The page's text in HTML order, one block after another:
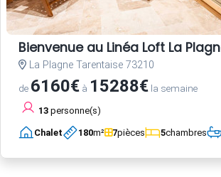
Bienvenue au Linéa Loft La
La Plagne Tarentaise 73210
de 6160€ à 15288€ la semaine
13 personne(s)
Chalet 180m² 7pièces 5chambres